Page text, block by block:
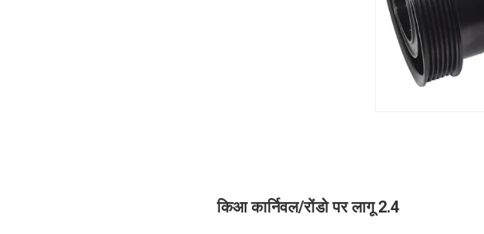
किआ कार्निवल/रोंडो पर लागू 2.4